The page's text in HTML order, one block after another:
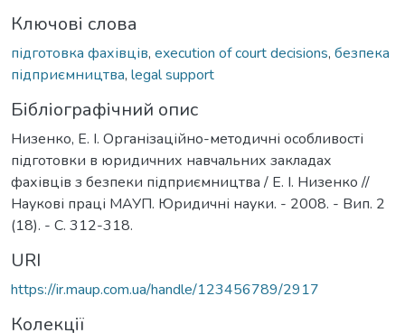
Ключові слова
підготовка фахівців, execution of court decisions, безпека
підприємництва, legal support
Бібліографічний опис
Низенко, Е. І. Організаційно-методичні особливості
підготовки в юридичних навчальних закладах
фахівців з безпеки підприємництва / Е. І. Низенко //
Наукові праці МАУП. Юридичні науки. - 2008. - Вип. 2
(18). - С. 312-318.
URI
https://ir.maup.com.ua/handle/123456789/2917
Колекції